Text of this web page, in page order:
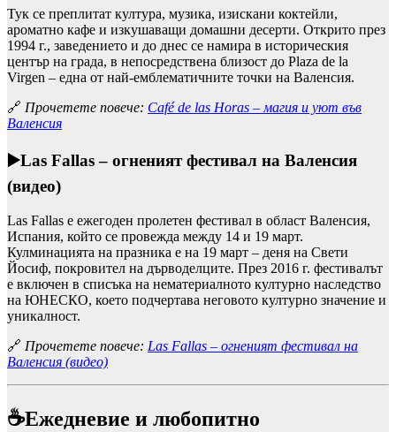
Тук се преплитат култура, музика, изискани коктейли,
ароматно кафе и изкушаващи домашни десерти. Открито през
1994 г., заведението и до днес се намира в историческия
център на града, в непосредствена близост до Plaza de la
Virgen – една от най-емблематичните точки на Валенсия.
🔗 Прочетете повече: Café de las Horas – магия и уют във
Валенсия
▶️Las Fallas – огненият фестивал на Валенсия
(видео)
Las Fallas е ежегоден пролетен фестивал в област Валенсия,
Испания, който се провежда между 14 и 19 март.
Кулминацията на празника е на 19 март – деня на Свети
Йосиф, покровител на дърводелците. През 2016 г. фестивалът
е включен в списъка на нематериалното културно наследство
на ЮНЕСКО, което подчертава неговото културно значение и
уникалност.
🔗 Прочетете повече: Las Fallas – огненият фестивал на
Валенсия (видео)
☕Ежедневие и любопитно